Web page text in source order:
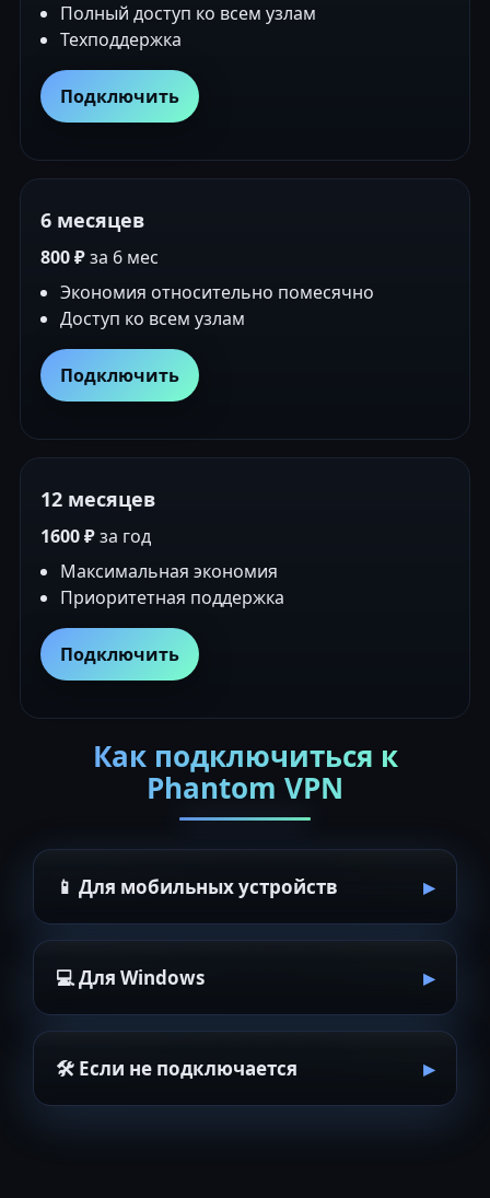
Полный доступ ко всем узлам
Техподдержка
Подключить
6 месяцев
800 ₽за 6 мес
Экономия относительно помесячно
Доступ ко всем узлам
Подключить
12 месяцев
1600 ₽за год
Максимальная экономия
Приоритетная поддержка
Подключить
Как подключиться к
Phantom VPN
📱 Для мобильных устройств
💻 Для Windows
🛠 Если не подключается